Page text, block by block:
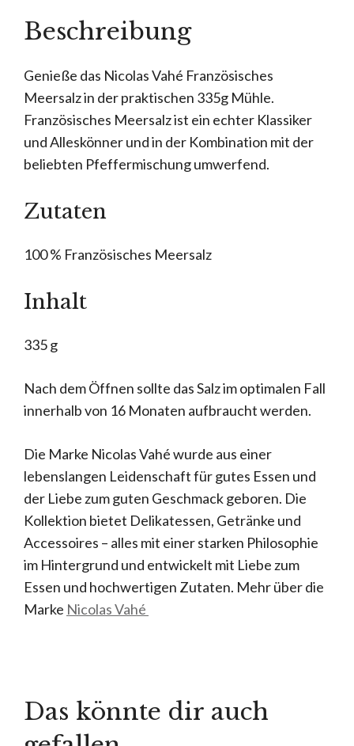
Beschreibung
Genieße das Nicolas Vahé Französisches
Meersalz in der praktischen 335g Mühle.
Französisches Meersalz ist ein echter Klassiker
und Alleskönner und in der Kombination mit der
beliebten Pfeffermischung umwerfend.
Zutaten
100 % Französisches Meersalz
Inhalt
335 g
Nach dem Öffnen sollte das Salz im optimalen Fall
innerhalb von 16 Monaten aufbraucht werden.
Die Marke Nicolas Vahé wurde aus einer
lebenslangen Leidenschaft für gutes Essen und
der Liebe zum guten Geschmack geboren. Die
Kollektion bietet Delikatessen, Getränke und
Accessoires – alles mit einer starken Philosophie
im Hintergrund und entwickelt mit Liebe zum
Essen und hochwertigen Zutaten. Mehr über die
Marke Nicolas Vahé
Das könnte dir auch